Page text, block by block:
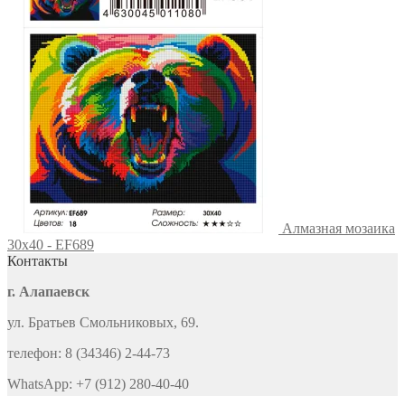
Алмазная мозаика
30x40 - EF689
Контакты
г. Алапаевск
ул. Братьев Смольниковых, 69.
телефон: 8 (34346) 2-44-73
WhatsApp: +7 (912) 280-40-40